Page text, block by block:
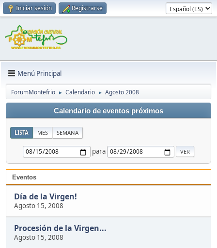
Iniciar sesión Registrarse
Menú Principal
ForumMontefrio ► Calendario ► Agosto 2008
Calendario de eventos próximos
LISTA MES SEMANA
para
Eventos
Día de la Virgen!
Agosto 15, 2008
Procesión de la Virgen...
Agosto 15, 2008